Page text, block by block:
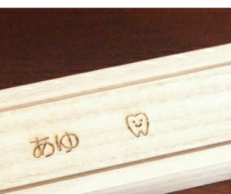
男 女 1歳 3歳 5歳 入学祝い